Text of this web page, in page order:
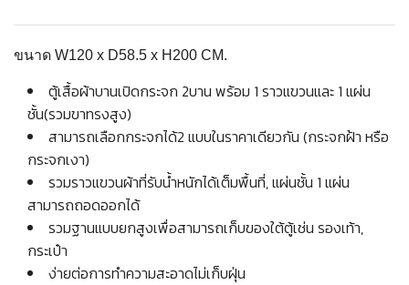
ขนาด W120 x D58.5 x H200 CM.
ตู้เสื้อผ้าบานเปิดกระจก 2บาน พร้อม 1 ราวแขวนและ 1 แผ่น
ชั้น(รวมขาทรงสูง)
สามารถเลือกกระจกได้2 แบบในราคาเดียวกัน (กระจกฝ้า หรือ
กระจกเงา)
รวมราวแขวนผ้าที่รับน้ำหนักได้เต็มพื้นที่, แผ่นชั้น 1 แผ่น
สามารถถอดออกได้
รวมฐานแบบยกสูงเพื่อสามารถเก็บของใต้ตู้เช่น รองเท้า,
กระเป๋า
ง่ายต่อการทำความสะอาดไม่เก็บฝุ่น